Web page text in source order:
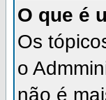
O que é
Os
o
não é